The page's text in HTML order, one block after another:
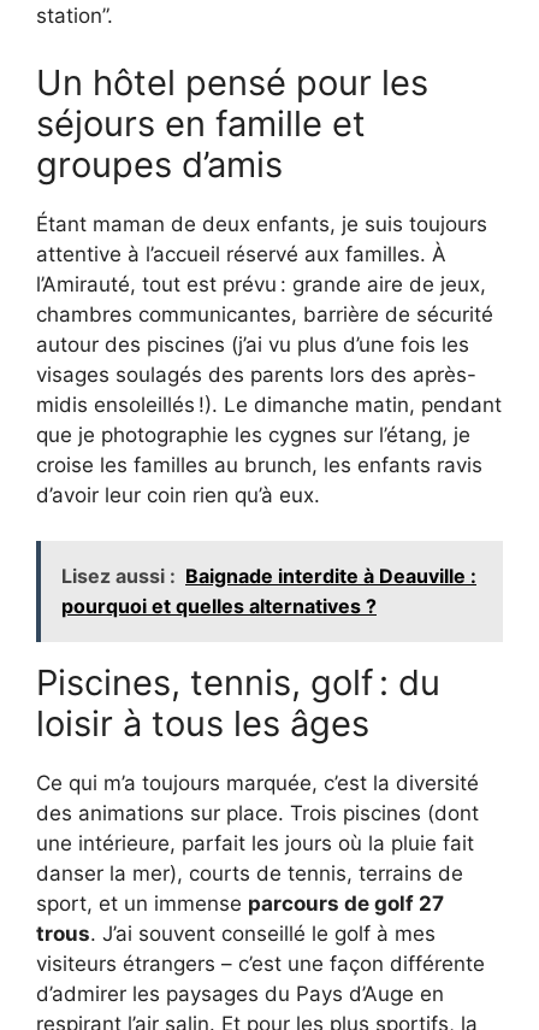
station”.
Un hôtel pensé pour les
séjours en famille et
groupes d’amis
Étant maman de deux enfants, je suis toujours
attentive à l’accueil réservé aux familles. À
l’Amirauté, tout est prévu : grande aire de jeux,
chambres communicantes, barrière de sécurité
autour des piscines (j’ai vu plus d’une fois les
visages soulagés des parents lors des après-
midis ensoleillés !). Le dimanche matin, pendant
que je photographie les cygnes sur l’étang, je
croise les familles au brunch, les enfants ravis
d’avoir leur coin rien qu’à eux.
Lisez aussi : Baignade interdite à Deauville :
pourquoi et quelles alternatives ?
Piscines, tennis, golf : du
loisir à tous les âges
Ce qui m’a toujours marquée, c’est la diversité
des animations sur place. Trois piscines (dont
une intérieure, parfait les jours où la pluie fait
danser la mer), courts de tennis, terrains de
sport, et un immense parcours de golf 27
trous. J’ai souvent conseillé le golf à mes
visiteurs étrangers – c’est une façon différente
d’admirer les paysages du Pays d’Auge en
respirant l’air salin. Et pour les plus sportifs, la